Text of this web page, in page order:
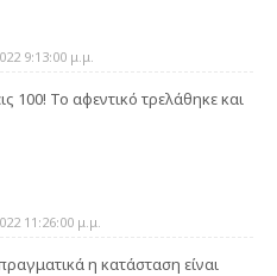
9:13:00 μ.μ.
100! Το αφεντικό τρελάθηκε και
11:26:00 μ.μ.
η κατάσταση είναι